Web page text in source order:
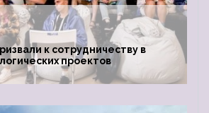
к сотрудничеству в
проектов